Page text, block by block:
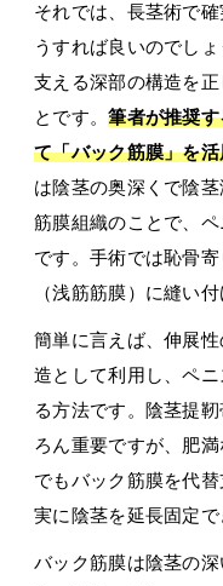
それでは、長茎術で
うすれば良いのでし
支える深部の構造を
とです。筆者が推奨
て「バック筋膜」を
は陰茎の奥深くで陰
筋膜組織のことで、
です。手術では恥骨
（浅筋筋膜）に縫い
簡単に言えば、伸展
造として利用し、ペ
る方法です。陰茎提
ろん重要ですが、肥
でもバック筋膜を代
実に陰茎を延長固定で
バック筋膜は陰茎の